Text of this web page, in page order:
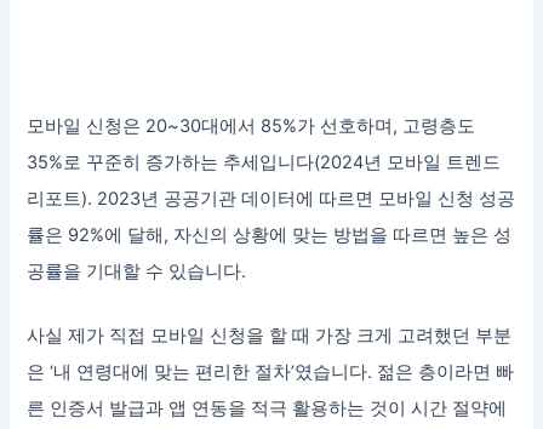
모바일 신청은 20~30대에서 85%가 선호하며, 고령층도
35%로 꾸준히 증가하는 추세입니다(2024년 모바일 트렌드
리포트). 2023년 공공기관 데이터에 따르면 모바일 신청 성공
률은 92%에 달해, 자신의 상황에 맞는 방법을 따르면 높은 성
공률을 기대할 수 있습니다.
사실 제가 직접 모바일 신청을 할 때 가장 크게 고려했던 부분
은 ‘내 연령대에 맞는 편리한 절차’였습니다. 젊은 층이라면 빠
른 인증서 발급과 앱 연동을 적극 활용하는 것이 시간 절약에